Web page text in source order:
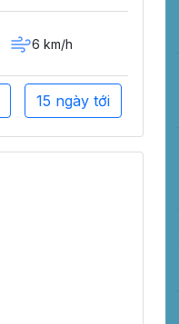
6 km/h
15 ngày tới